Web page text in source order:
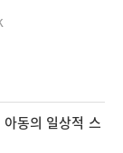
동의 일상적 스